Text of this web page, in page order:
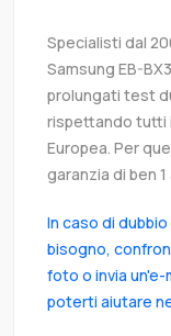
Specialisti dal
Samsung EB-
prolungati test
rispettando tutti
Europea. Per
garanzia di ben 1
In caso di
bisogno,
foto o invia un'e-
poterti aiutare